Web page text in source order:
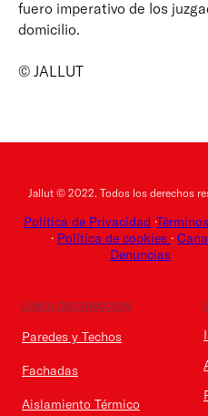
fuero imperativo de los
domicilio.
© JALLUT
Jallut © 2022. Todos los derechos
Política de Privacidad ·
· Política de cookies ·
Denuncias
LÍNEA DECORACIÓN
Paredes y Techos
Fachadas
Aislamiento Térmico